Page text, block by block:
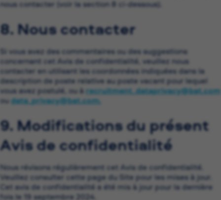
nous contacter (voir la section 8 ci-dessous).
8. Nous contacter
Si vous avez des commentaires ou des suggestions
concernant cet Avis de confidentialité, veuillez nous
contacter en utilisant les coordonnées indiquées dans la
description de poste relative au poste vacant pour lequel
vous avez postulé, ou à recruitment_dataprivacy@bat.com
ou data_privacy@bat.com.
9. Modifications du présent
Avis de confidentialité
Nous révisons régulièrement cet Avis de confidentialité.
Veuillez consulter cette page du Site pour les mises à jour.
Cet avis de confidentialité a été mis à jour pour la dernière
fois le 19 septembre 2024.